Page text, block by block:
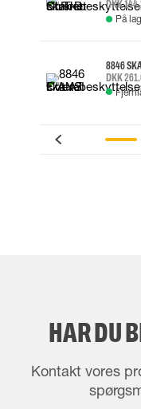
DKK
På
8846
DKK
HAR DU
Kontakt vores